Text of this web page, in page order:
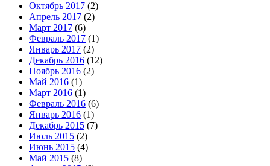
Октябрь 2017 (2)
Апрель 2017 (2)
Март 2017 (6)
Февраль 2017 (1)
Январь 2017 (2)
Декабрь 2016 (12)
Ноябрь 2016 (2)
Май 2016 (1)
Март 2016 (1)
Февраль 2016 (6)
Январь 2016 (1)
Декабрь 2015 (7)
Июль 2015 (2)
Июнь 2015 (4)
Май 2015 (8)